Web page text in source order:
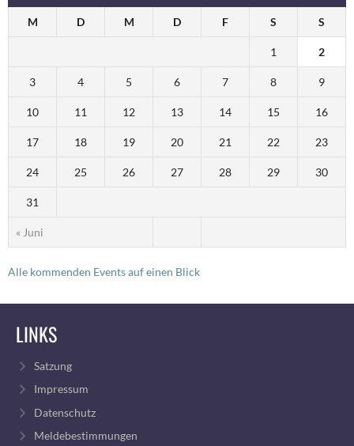
M D M D F S S
« Juni
1 2
3 4 5 6 7 8 9
10 11 12 13 14 15 16
17 18 19 20 21 22 23
24 25 26 27 28 29 30
31
Alle kommenden Events auf einen Blick
LINKS
Satzung
Impressum
Datenschutz
Meldebestimmungen